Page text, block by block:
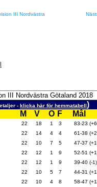
III Nordvästra
- klicka här för hemmatabell)
M V O F Mål
22 18 1 3 83-23
22 14 4 4 61-38
22 10 7 5 47-37
22 12 1 9 52-51
22 12 1 9 39-40 (-1)
22 10 5 7 44-31
22 10 4 8 58-47